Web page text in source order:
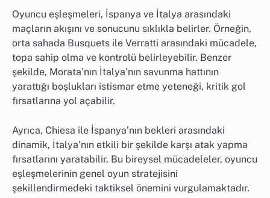
Oyuncu eşleşmeleri, İspanya ve İtalya arasındaki
maçların akışını ve sonucunu sıklıkla belirler. Örneğin,
orta sahada Busquets ile Verratti arasındaki mücadele,
topa sahip olma ve kontrolü belirleyebilir. Benzer
şekilde, Morata’nın İtalya’nın savunma hattının
yarattığı boşlukları istismar etme yeteneği, kritik gol
fırsatlarına yol açabilir.
Ayrıca, Chiesa ile İspanya’nın bekleri arasındaki
dinamik, İtalya’nın etkili bir şekilde karşı atak yapma
fırsatlarını yaratabilir. Bu bireysel mücadeleler, oyuncu
eşleşmelerinin genel oyun stratejisini
şekillendirmedeki taktiksel önemini vurgulamaktadır.